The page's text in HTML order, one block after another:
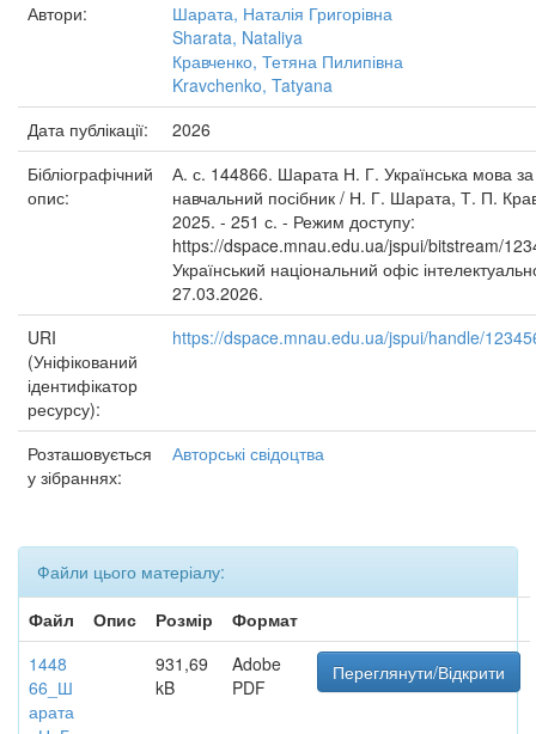
Автори:
Шарата, Наталія Григорівна
Sharata, Nataliya
Кравченко, Тетяна Пилипівна
Kravchenko, Tatyana
Дата публікації:
2026
Бібліографічний
опис:
А. с. 144866. Шарата Н. Г. Українська мова
навчальний посібник / Н. Г. Шарата, Т. П.
2025. - 251 с. - Режим доступу:
https://dspace.mnau.edu.ua/jspui/bitstream/
Український національний офіс
27.03.2026.
URI
(Уніфікований
ідентифікатор
ресурсу):
https://dspace.mnau.edu.ua/jspui/handle/
Розташовується
у зібраннях:
Авторські свідоцтва
Файли цього матеріалу:
Файл
Опис Розмір
Формат
1448
66_Ш
арата
931,69
kB
Adobe
PDF
Переглянути/Відкрити